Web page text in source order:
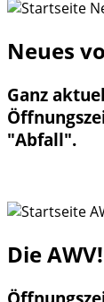
Neues
Ganz
"Abfall".
Die AWV!